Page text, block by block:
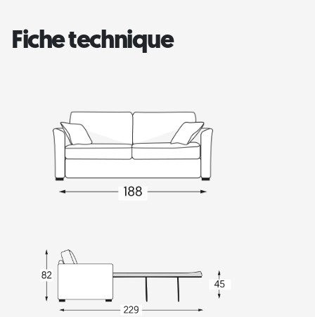
Fiche technique